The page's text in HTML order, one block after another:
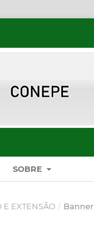
SOBRE
E EXTENSÃO / Banner